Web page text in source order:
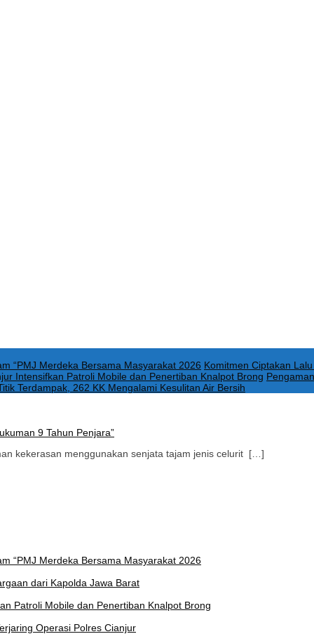
“PMJ Merdeka Bersama Masyarakat 2026 Komitmen Ciptakan
Intensifkan Patroli Mobile dan Penertiban Knalpot Brong
Terdampak, 262 KK Mengalami Kesulitan Air Bersih
9 Tahun Penjara”
kekerasan menggunakan senjata tajam jenis celurit […]
“PMJ Merdeka Bersama Masyarakat 2026
dari Kapolda Jawa Barat
Patroli Mobile dan Penertiban Knalpot Brong
Operasi Polres Cianjur